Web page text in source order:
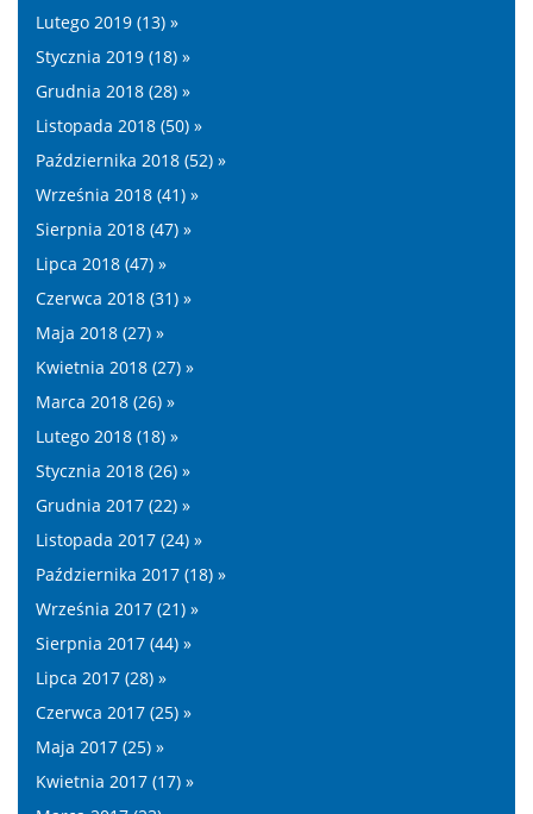
Lutego 2019 (13) »
Stycznia 2019 (18) »
Grudnia 2018 (28) »
Listopada 2018 (50) »
Października 2018 (52) »
Września 2018 (41) »
Sierpnia 2018 (47) »
Lipca 2018 (47) »
Czerwca 2018 (31) »
Maja 2018 (27) »
Kwietnia 2018 (27) »
Marca 2018 (26) »
Lutego 2018 (18) »
Stycznia 2018 (26) »
Grudnia 2017 (22) »
Listopada 2017 (24) »
Października 2017 (18) »
Września 2017 (21) »
Sierpnia 2017 (44) »
Lipca 2017 (28) »
Czerwca 2017 (25) »
Maja 2017 (25) »
Kwietnia 2017 (17) »